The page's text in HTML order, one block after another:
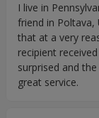
I live in
friend in Poltava,
that at a very
recipient
surprised and
great service.